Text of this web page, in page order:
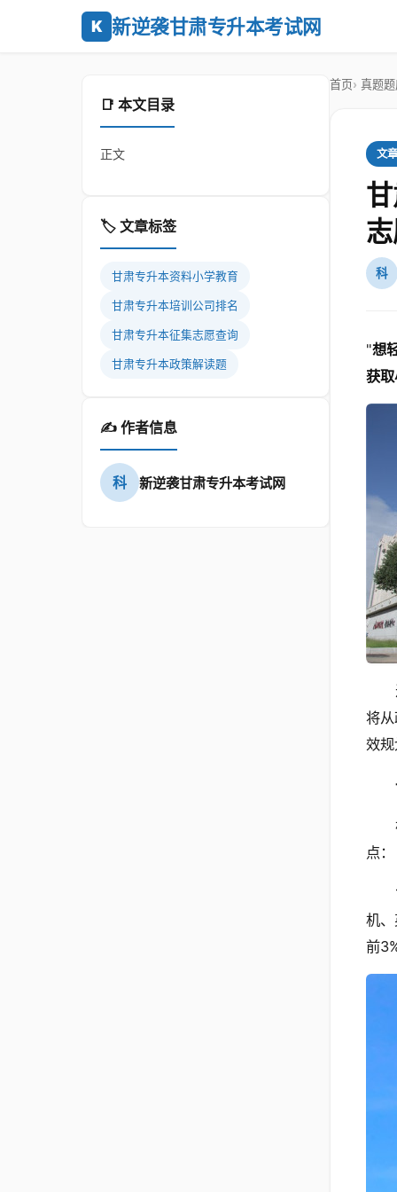
K 新逆袭甘肃专升本考试网
📑 本文目录
正文
🏷️ 文章标签
甘肃专升本资料小学教育
甘肃专升本培训公司排名
甘肃专升本征集志愿查询
甘肃专升本政策解读题
✍️ 作者信息
科 新逆袭甘肃专升本考试网
首页 真题
文
科
"想
获
将
效
点：
机
前